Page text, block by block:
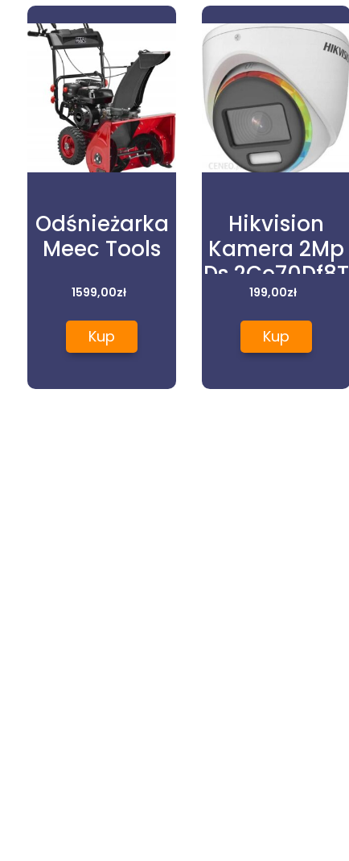
Odśnieżarka
Meec Tools
1599,00zł
Kup
Hikvision
Kamera 2Mp
Ds 2Ce70Df8T
Mf
(300614188)
199,00zł
Kup